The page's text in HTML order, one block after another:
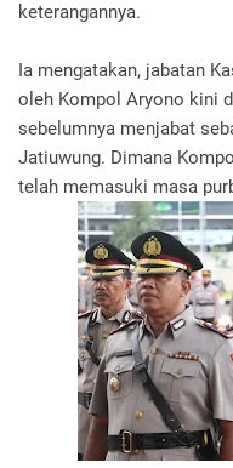
keterangannya.
Ia mengatakan, jabatan
oleh Kompol Aryono kini
sebelumnya menjabat
Jatiuwung. Dimana
telah memasuki masa